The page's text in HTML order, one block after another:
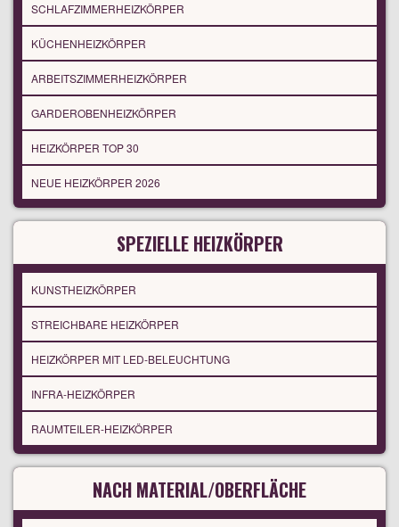
SCHLAFZIMMERHEIZKÖRPER
KÜCHENHEIZKÖRPER
ARBEITSZIMMERHEIZKÖRPER
GARDEROBENHEIZKÖRPER
HEIZKÖRPER TOP 30
NEUE HEIZKÖRPER 2026
SPEZIELLE HEIZKÖRPER
KUNSTHEIZKÖRPER
STREICHBARE HEIZKÖRPER
HEIZKÖRPER MIT LED-BELEUCHTUNG
INFRA-HEIZKÖRPER
RAUMTEILER-HEIZKÖRPER
NACH MATERIAL/OBERFLÄCHE